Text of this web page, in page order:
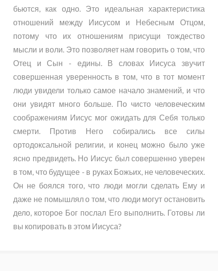
бьются, как одно. Это идеальная характеристика
отношений между Иисусом и Небесным Отцом,
потому что их отношениям присущи тождество
мысли и воли. Это позволяет нам говорить о том, что
Отец и Сын - едины. В словах Иисуса звучит
совершенная уверенность в том, что в тот момент
люди увидели только самое начало знамений, и что
они увидят много больше. По чисто человеческим
соображениям Иисус мог ожидать для Себя только
смерти. Против Него собирались все силы
ортодоксальной религии, и конец можно было уже
ясно предвидеть. Но Иисус был совершенно уверен
в том, что будущее - в руках Божьих, не человеческих.
Он не боялся того, что люди могли сделать Ему и
даже не помышлял о том, что люди могут остановить
дело, которое Бог послал Его выполнить. Готовы ли
вы копировать в этом Иисуса?